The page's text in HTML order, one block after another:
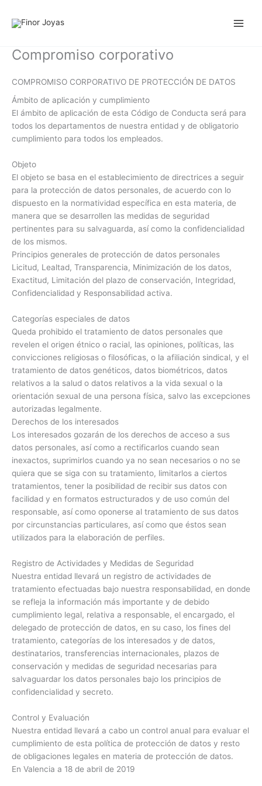
Compromiso corporativo
COMPROMISO CORPORATIVO DE PROTECCIÓN DE DATOS
Ámbito de aplicación y cumplimiento
El ámbito de aplicación de esta Código de Conducta será para
todos los departamentos de nuestra entidad y de obligatorio
cumplimiento para todos los empleados.
Objeto
El objeto se basa en el establecimiento de directrices a seguir
para la protección de datos personales, de acuerdo con lo
dispuesto en la normatividad específica en esta materia, de
manera que se desarrollen las medidas de seguridad
pertinentes para su salvaguarda, así como la confidencialidad
de los mismos.
Principios generales de protección de datos personales
Licitud, Lealtad, Transparencia, Minimización de los datos,
Exactitud, Limitación del plazo de conservación, Integridad,
Confidencialidad y Responsabilidad activa.
Categorías especiales de datos
Queda prohibido el tratamiento de datos personales que
revelen el origen étnico o racial, las opiniones, políticas, las
convicciones religiosas o filosóficas, o la afiliación sindical, y el
tratamiento de datos genéticos, datos biométricos, datos
relativos a la salud o datos relativos a la vida sexual o la
orientación sexual de una persona física, salvo las excepciones
autorizadas legalmente.
Derechos de los interesados
Los interesados gozarán de los derechos de acceso a sus
datos personales, así como a rectificarlos cuando sean
inexactos, suprimirlos cuando ya no sean necesarios o no se
quiera que se siga con su tratamiento, limitarlos a ciertos
tratamientos, tener la posibilidad de recibir sus datos con
facilidad y en formatos estructurados y de uso común del
responsable, así como oponerse al tratamiento de sus datos
por circunstancias particulares, así como que éstos sean
utilizados para la elaboración de perfiles.
Registro de Actividades y Medidas de Seguridad
Nuestra entidad llevará un registro de actividades de
tratamiento efectuadas bajo nuestra responsabilidad, en donde
se refleja la información más importante y de debido
cumplimiento legal, relativa a responsable, el encargado, el
delegado de protección de datos, en su caso, los fines del
tratamiento, categorías de los interesados y de datos,
destinatarios, transferencias internacionales, plazos de
conservación y medidas de seguridad necesarias para
salvaguardar los datos personales bajo los principios de
confidencialidad y secreto.
Control y Evaluación
Nuestra entidad llevará a cabo un control anual para evaluar el
cumplimiento de esta política de protección de datos y resto
de obligaciones legales en materia de protección de datos.
En Valencia a 18 de abril de 2019